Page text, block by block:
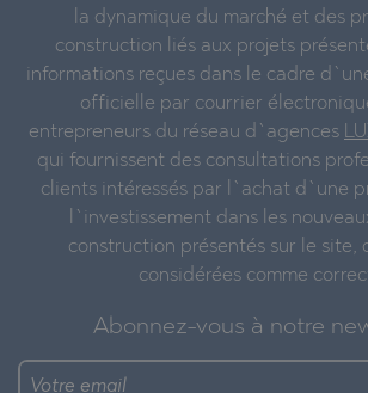
la dynamique du marché et des
construction liés aux projets
informations reçues dans le cadre
officielle par courrier
entrepreneurs du réseau d`agences
qui fournissent des consultations
clients intéressés par l`achat d`une
l`investissement dans les
construction présentés sur le site,
considérées comme
Abonnez-vous à notre